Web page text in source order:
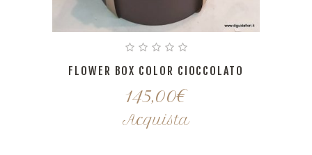
FLOWER BOX COLOR CIOCCOLATO
145,00€
Acquista